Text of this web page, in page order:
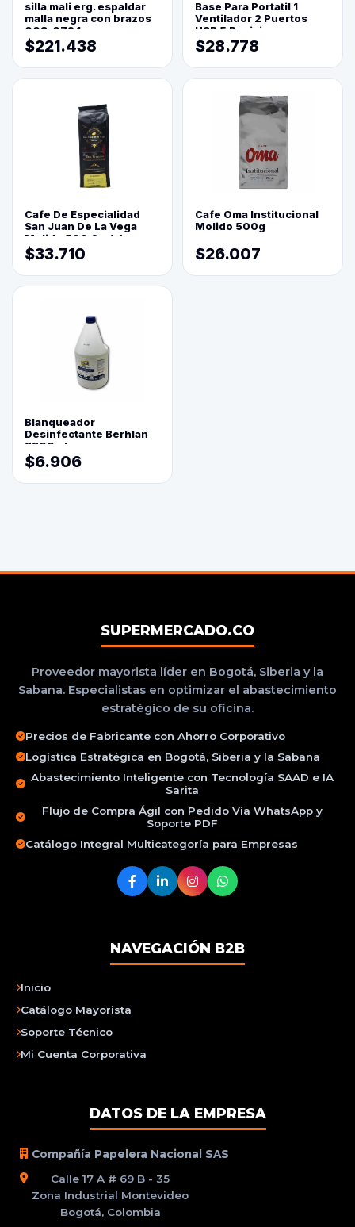
silla mali erg. espaldar
malla negra con brazos
003-0794
$221.438
Base Para Portatil 1
Ventilador 2 Puertos
USB 5 Posiciones
$28.778
Cafe De Especialidad
San Juan De La Vega
Molido 500 Grs(=)
$33.710
Cafe Oma Institucional
Molido 500g
$26.007
Blanqueador
Desinfectante Berhlan
3800ml
$6.906
SUPERMERCADO.CO
Proveedor mayorista líder en Bogotá, Siberia y la
Sabana. Especialistas en optimizar el abastecimiento
estratégico de su oficina.
Precios de Fabricante con Ahorro Corporativo
Logística Estratégica en Bogotá, Siberia y la Sabana
Abastecimiento Inteligente con Tecnología SAAD e IA
Sarita
Flujo de Compra Ágil con Pedido Vía WhatsApp y
Soporte PDF
Catálogo Integral Multicategoría para Empresas
NAVEGACIÓN B2B
Inicio
Catálogo Mayorista
Soporte Técnico
Mi Cuenta Corporativa
DATOS DE LA EMPRESA
Compañía Papelera Nacional SAS
Calle 17 A # 69 B - 35
Zona Industrial Montevideo
Bogotá, Colombia